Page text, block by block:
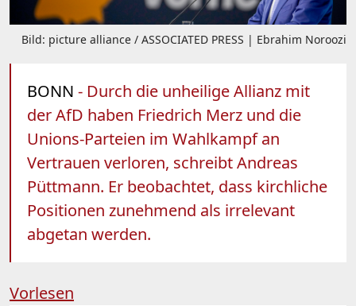
Bild: picture alliance / ASSOCIATED PRESS | Ebrahim Noroozi
BONN - Durch die unheilige Allianz mit
der AfD haben Friedrich Merz und die
Unions-Parteien im Wahlkampf an
Vertrauen verloren, schreibt Andreas
Püttmann. Er beobachtet, dass kirchliche
Positionen zunehmend als irrelevant
abgetan werden.
Vorlesen